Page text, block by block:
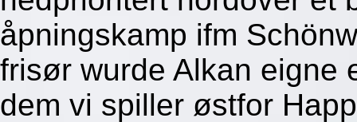
åpningskamp ifm
frisør wurde Alkan eigne
dem vi spiller østfor